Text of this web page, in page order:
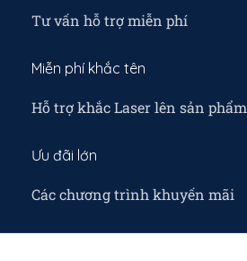
Tư vấn hỗ trợ miễn phí
Miễn phí khắc tên
Hỗ trợ khắc Laser lên sản phẩm
Ưu đãi lớn
Các chương trình khuyến mãi